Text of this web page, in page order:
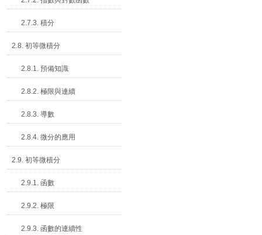
2.7.3. 積分
2.8. 初等微積分
2.8.1. 預備知識
2.8.2. 極限與連續
2.8.3. 導數
2.8.4. 微分的應用
2.9. 初等微積分
2.9.1. 函數
2.9.2. 極限
2.9.3. 函數的連續性